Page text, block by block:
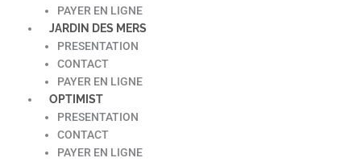
PAYER EN LIGNE
JARDIN DES MERS
PRESENTATION
CONTACT
PAYER EN LIGNE
OPTIMIST
PRESENTATION
CONTACT
PAYER EN LIGNE